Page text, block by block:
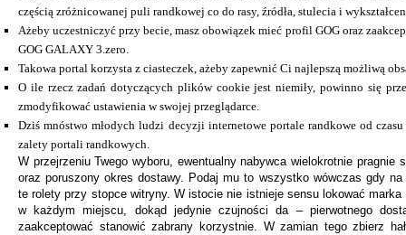
częścią zróżnicowanej puli randkowej co do rasy, źródła, stulecia i
Ażeby uczestniczyć przy becie, masz obowiązek mieć profil GOG oraz
GOG GALAXY 3.zero.
Takowa portal korzysta z ciasteczek, ażeby zapewnić Ci najlepszą możliwą
O ile rzecz zadań dotyczących plików cookie jest niemiły, powinno się
zmodyfikować ustawienia w swojej przeglądarce.
Dziś mnóstwo młodych ludzi decyzji internetowe portale randkowe od
zalety portali randkowych.
W przejrzeniu Twego wyboru, ewentualny nabywca wielokrotnie pragnie
oraz poruszony okres dostawy. Podaj mu to wszystko wówczas gdy
te rolety przy stopce witryny. W istocie nie istnieje sensu lokować marka
w każdym miejscu, dokąd jedynie czujności da – pierwotnego
zaakceptować stanowić zabrany korzystnie. W zamian tego zbierz